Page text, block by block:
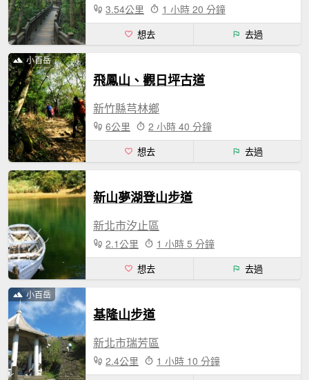
3.54公里 1 小時 20 分鐘
想去 去過
小百岳
飛鳳山、觀日坪古道
新竹縣芎林鄉
6公里 2 小時 40 分鐘
想去 去過
新山夢湖登山步道
新北市汐止區
2.1公里 1 小時 5 分鐘
想去 去過
小百岳
基隆山步道
新北市瑞芳區
2.4公里 1 小時 10 分鐘